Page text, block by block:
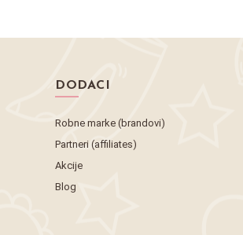
DODACI
Robne marke (brandovi)
Partneri (affiliates)
Akcije
Blog